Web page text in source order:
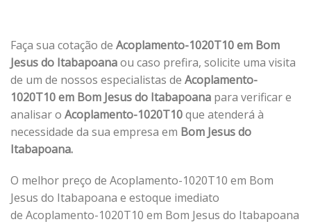
Faça sua cotação de Acoplamento-1020T10 em Bom
Jesus do Itabapoanaou caso prefira, solicite uma visita
de um de nossos especialistas de Acoplamento-
1020T10 em Bom Jesus do Itabapoana para verificar e
analisar o Acoplamento-1020T10que atenderá à
necessidade da sua empresa em Bom Jesus do
Itabapoana.
O melhor preço de Acoplamento-1020T10 em Bom
Jesus do Itabapoana e estoque imediato
de Acoplamento-1020T10 em Bom Jesus do Itabapoana